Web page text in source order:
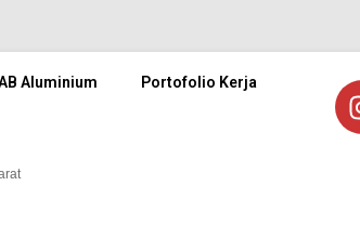
Aluminium Portofolio Kerja